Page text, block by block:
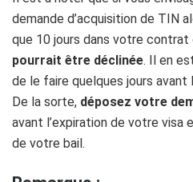
demande d’acquisition de TIN
que 10 jours dans votre contrat
pourrait être déclinée. Il en
de le faire quelques jours avant
De la sorte, déposez votre
avant l’expiration de votre visa
de votre bail.